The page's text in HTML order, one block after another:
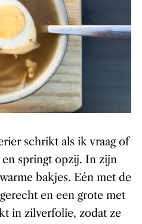
schrikt als ik vraag of
springt opzij. In zijn
bakjes. Eén met de
en een grote met
in zilverfolie, zodat ze